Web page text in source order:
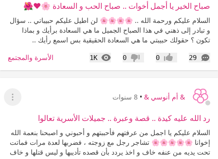
صباح الخير يا أجمل أخوات .. صباح الحب و السعادة 🌸❤️🌺
السلام عليكم ورحمة الله .. 🌸🌸🌸🌸 لن اطيل عليكم حبيباتي .. سؤال
و تبادر إلى ذهني في هذا الصباح الجميل ما هي السعادة برأيك و بماذا
تكون ؟ حقولك حبيبتي ما هي السعادة الحقيقية بس اسمع رأيك ..
29
التعليقات إعجاب0 عدم إعجاب
0
1K
المشاهدات الأسرة والمجتمع
& أم أنوسي & • 8 سنوات
عرض
رد الله عليه كيدة .. قصة وعبرة .. جميلات الأسرية تعالوا
السلام عليكم يا اجمل من عرفتهم فأحببتهم و أحبوني و اصبحنا بنعمة الله
إخوانا 🌸🌸🌸🌸🌸 تشاجر رجل مع زوجته ، فضربها لعدة مرات فماتت
تحت يديه من عنفه خاف و اخذ يردد بأن قصده تأديبها و ليس قتلها و خاف